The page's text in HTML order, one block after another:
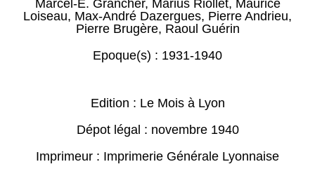
Marcel-E. Grancher, Marius Riollet, Maurice
Loiseau, Max-André Dazergues, Pierre Andrieu,
Pierre Brugère, Raoul Guérin
Epoque(s) : 1931-1940
Edition : Le Mois à Lyon
Dépot légal : novembre 1940
Imprimeur : Imprimerie Générale Lyonnaise